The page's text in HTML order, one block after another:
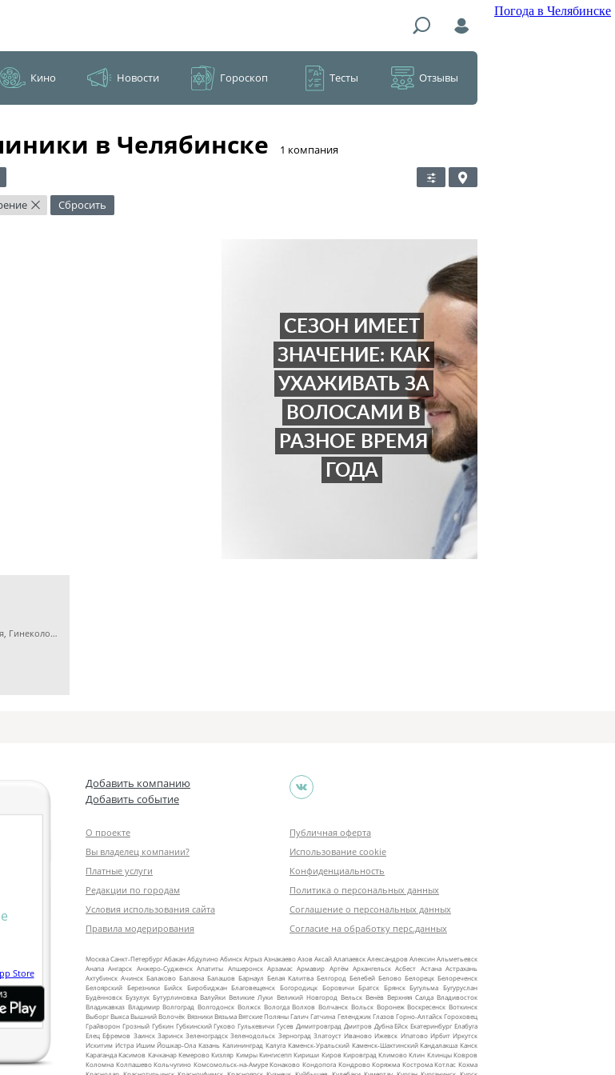
Погода в Челябинске
Кино Новости Гороскоп Тесты Отзывы
в Челябинске ​1 компания
× Сбросить
СЕЗОН ИМЕЕТ
ЗНАЧЕНИЕ: КАК
УХАЖИВАТЬ ЗА
ВОЛОСАМИ В
РАЗНОЕ ВРЕМЯ
ГОДА
Детская клиника, Медицинская лаборатория, Гинекология
Добавить компанию
Добавить событие
О проекте
Вы владелец компании?
Платные услуги
Редакции по городам
Условия использования сайта
Правила модерирования
Публичная оферта
Использование cookie
Конфиденциальность
Политика о персональных данных
Соглашение о персональных данных
Согласие на обработку перс.данных
МоскваСанкт‑ПетербургАбаканАбдулиноАбинскАгрызАзнакаевоАзовАксайАлапаевскАлександровАлексинАльметьевск
Анапа Ангарск Анжеро‑Судженск Апатиты Апшеронск Арзамас Армавир Артём Архангельск Асбест Астана Астрахань
Ахтубинск Ачинск Балаково Балахна Балашов Барнаул Белая Калитва Белгород Белебей Белово Белорецк Белореченск
Белоярский Березники Бийск Биробиджан Благовещенск Богородицк Боровичи Братск Брянск Бугульма Бугуруслан
Будённовск Бузулук Бутурлиновка Валуйки Великие Луки Великий Новгород Вельск Венёв Верхняя Салда Владивосток
Владикавказ Владимир Волгоград Волгодонск Волжск Вологда Волхов Волчанск Вольск Воронеж Воскресенск Воткинск
ВыборгВыкса Вышний Волочёк Вязники Вязьма Вятские Поляны Галич Гатчина Геленджик Глазов Горно‑АлтайскГороховец
Грайворон Грозный Губкин Губкинский Гуково Гулькевичи Гусев Димитровград Дмитров Дубна Ейск Екатеринбург Елабуга
Елец Ефремов Заинск Заринск Зеленоградск Зеленодольск Зерноград Златоуст Иваново Ижевск Ипатово Ирбит Иркутск
Искитим Истра Ишим Йошкар‑Ола Казань Калининград Калуга Каменск‑Уральский Каменск‑Шахтинский Кандалакша Канск
Караганда Касимов Качканар Кемерово Кизляр Кимры Кингисепп Кириши Киров Кировград Климово Клин Клинцы Ковров
Коломна Колпашево Кольчугино Комсомольск‑на‑Амуре Конаково Кондопога Кондрово Коряжма Кострома Котлас Кохма